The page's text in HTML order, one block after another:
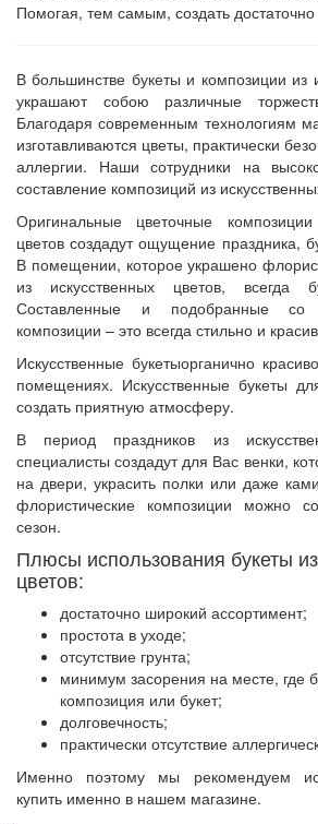
Помогая, тем самым, создать
В большинстве букеты и композиции из
украшают собою различные
Благодаря современным технологиям
изготавливаются цветы, практически
аллергии. Наши сотрудники на
составление композиций из
Оригинальные цветочные
цветов создадут ощущение праздника,
В помещении, которое украшено
из искусственных цветов, всегда
Составленные и подобранные со
композиции – это всегда стильно и
Искусственные букетыорганично
помещениях. Искусственные букеты
создать приятную атмосферу.
В период праздников из
специалисты создадут для Вас венки,
на двери, украсить полки или даже
флористические композиции можно
сезон.
Плюсы использования букеты
цветов:
достаточно широкий ассортимент;
простота в уходе;
отсутствие грунта;
минимум засорения на месте, где
композиция или букет;
долговечность;
практически отсутствие
Именно поэтому мы рекомендуем
купить именно в нашем магазине.